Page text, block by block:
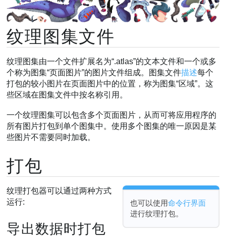
纹理图集文件
纹理图集由一个文件扩展名为“.atlas”的文本文件和一个或多
个称为图集“页面图片”的图片文件组成。图集文件描述每个
打包的较小图片在页面图片中的位置，称为图集“区域”。这
些区域在图集文件中按名称引用。
一个纹理图集可以包含多个页面图片，从而可将应用程序的
所有图片打包到单个图集中。使用多个图集的唯一原因是某
些图片不需要同时加载。
打包
也可以使用命令行界面
进行纹理打包。
纹理打包器可以通过两种方式
运行:
导出数据时打包